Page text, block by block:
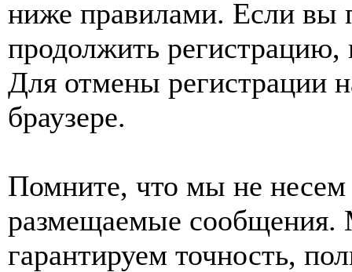
ниже правилами. Если вы
продолжить
Для отмены регистрации
браузере.
Помните, что мы не несем
размещаемые сообщения.
гарантируем точность,